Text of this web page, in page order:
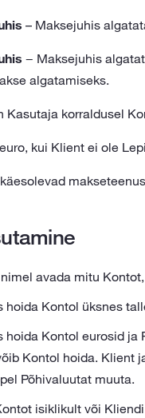
– Maksejuhis
− Maksejuhis
algatamiseks.
Kasutaja korraldusel
kui Klient ei ole
avada mitu
hoida Kontol üksnes
hoida Kontol eurosid
Kontol hoida. Klient
Põhivaluutat muuta.
isiklikult või